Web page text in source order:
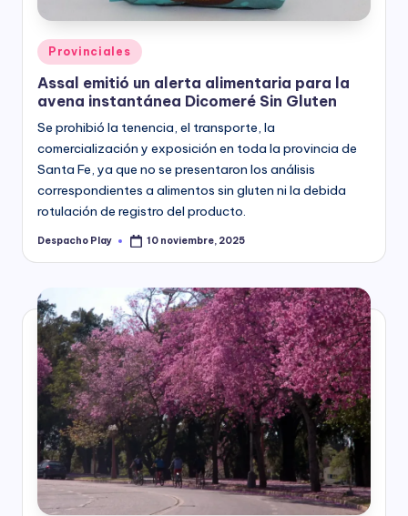
Posted
in
Provinciales
Assal emitió un alerta alimentaria para la
avena instantánea Dicomeré Sin Gluten
Se prohibió la tenencia, el transporte, la
comercialización y exposición en toda la provincia de
Santa Fe, ya que no se presentaron los análisis
correspondientes a alimentos sin gluten ni la debida
rotulación de registro del producto.
Posted
Despacho Play 10 noviembre, 2025